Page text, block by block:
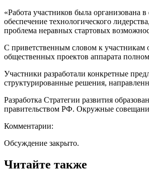
«Работа участников была
обеспечение технологического
проблема неравных стартовых
С приветственным словом к участникам
общественных проектов аппарата
Участники разработали конкретные
структурированные решения,
Разработка Стратегии развития
правительством РФ. Окружные
Комментарии:
Обсуждение закрыто.
Читайте также